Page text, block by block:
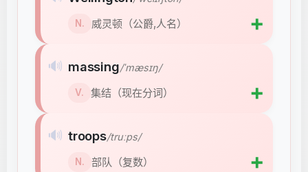
N. 威灵顿（公爵,人名） ➕
🔊 massing/ˈmæsɪŋ/
V. 集结（现在分词） ➕
🔊 troops/truːps/
N. 部队（复数） ➕